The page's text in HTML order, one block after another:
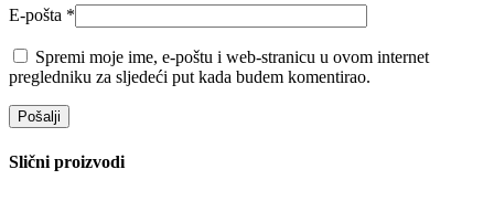
E-pošta *
Spremi moje ime, e-poštu i web-stranicu u ovom internet
pregledniku za sljedeći put kada budem komentirao.
Slični proizvodi